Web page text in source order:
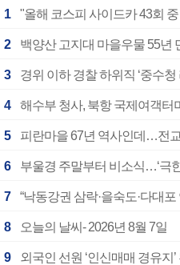
1 "올해 코스피 사이드카 43회
2 백양산 고지대 마을우물 55년
3 경위 이하 경찰 하위직 ‘중수
4 해수부 청사, 북항 국제여객터
5 피란마을 67년 역사인데…전
6 부울경 주말부터 비소식…‘극
7 “낙동강권 삼락·을숙도·다대
8 오늘의 날씨- 2026년 8월 7일
9 외국인 선원 ‘인신매매 경유